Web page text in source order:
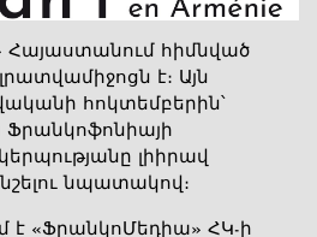
» Հայաստանում հիմնված
է։ Այն
հոկտեմբերին՝
լիիրավ
նպատակով։
է «ՖրանկոՄեդիա» ՀԿ-ի